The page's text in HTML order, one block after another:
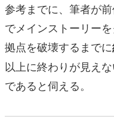
参考までに、筆者が
でメインストーリー
拠点を破壊するまでに
以上に終わりが見え
であると伺える。